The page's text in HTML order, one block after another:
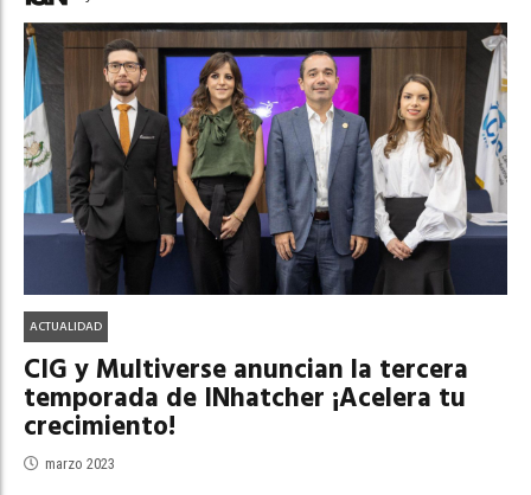
ACTUALIDAD
CIG y Multiverse anuncian la tercera
temporada de INhatcher ¡Acelera tu
crecimiento!
marzo 2023